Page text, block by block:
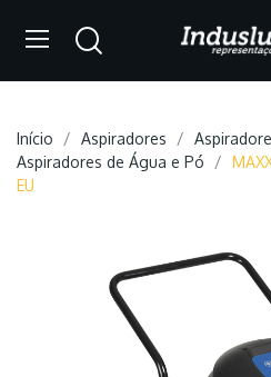
Início Aspiradores
Aspiradores de Água e Pó
EU